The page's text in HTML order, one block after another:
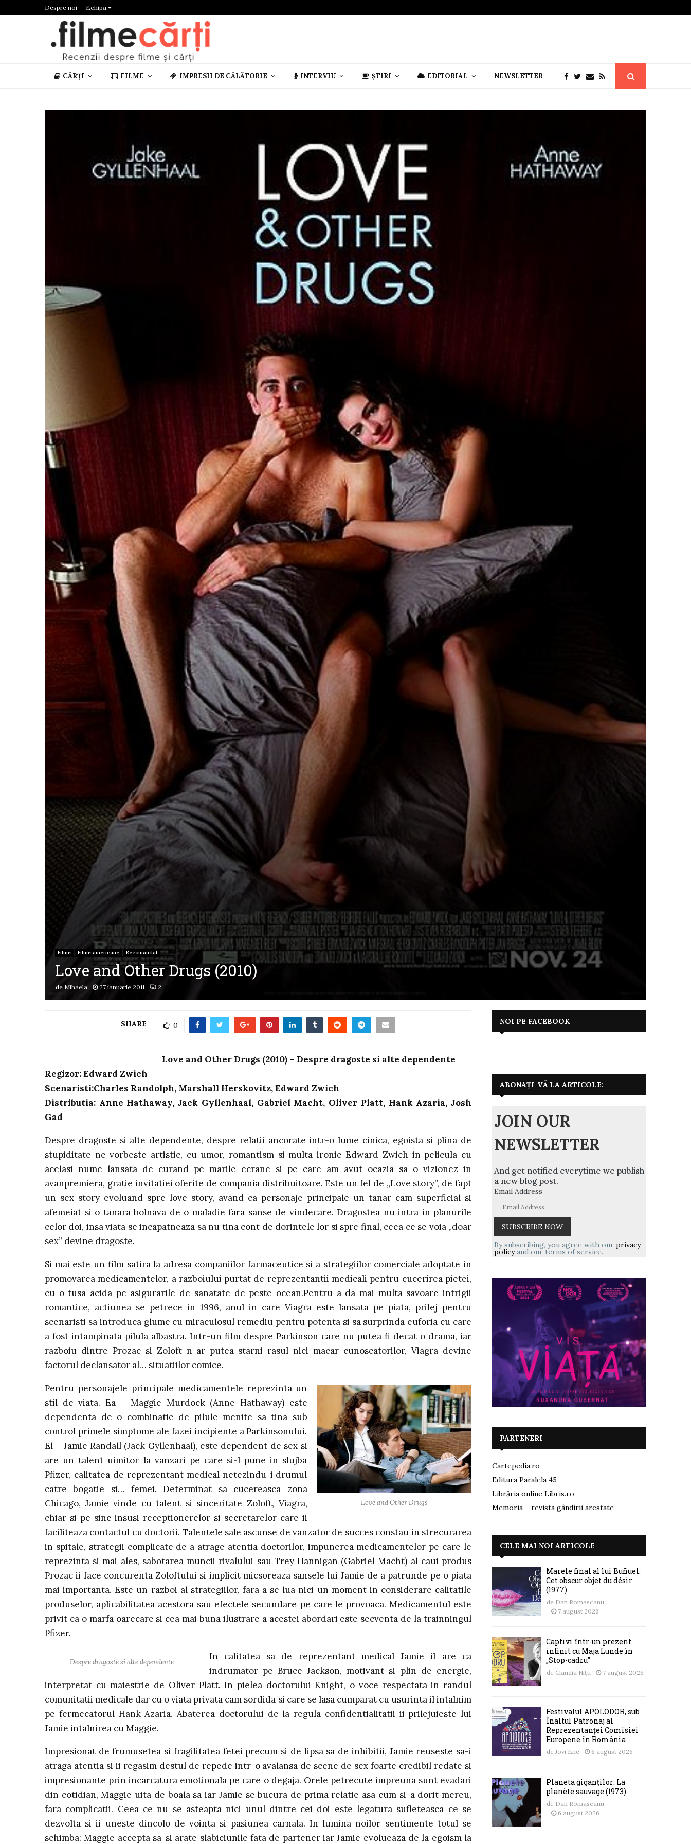
Despre noi Echipa
CĂRȚI FILME IMPRESII DE CĂLĂTORIE INTERVIU ȘTIRI EDITORIAL NEWSLETTER
Filme Filme americane Recomandat
Love and Other Drugs (2010)
de Mihaela 27 ianuarie 2011 2
SHARE 0
Love and Other Drugs (2010) – Despre dragoste si alte dependente
Regizor: Edward Zwich
Scenaristi:Charles Randolph, Marshall Herskovitz, Edward Zwich
Distributia: Anne Hathaway, Jack Gyllenhaal, Gabriel Macht, Oliver Platt, Hank Azaria, Josh
Gad
Despre dragoste si alte dependente, despre relatii ancorate intr-o lume cinica, egoista si plina de
stupiditate ne vorbeste artistic, cu umor, romantism si multa ironie Edward Zwich in pelicula cu
acelasi nume lansata de curand pe marile ecrane si pe care am avut ocazia sa o vizionez in
avanpremiera, gratie invitatiei oferite de compania distribuitoare. Este un fel de „Love story”, de fapt
un sex story evoluand spre love story, avand ca personaje principale un tanar cam superficial si
afemeiat si o tanara bolnava de o maladie fara sanse de vindecare. Dragostea nu intra in planurile
celor doi, insa viata se incapatneaza sa nu tina cont de dorintele lor si spre final, ceea ce se voia „doar
sex” devine dragoste.
Si mai este un film satira la adresa companiilor farmaceutice si a strategiilor comerciale adoptate in
promovarea medicamentelor, a razboiului purtat de reprezentantii medicali pentru cucerirea pietei,
cu o tusa acida pe asigurarile de sanatate de peste ocean.Pentru a da mai multa savoare intrigii
romantice, actiunea se petrece in 1996, anul in care Viagra este lansata pe piata, prilej pentru
scenaristi sa introduca glume cu miraculosul remediu pentru potenta si sa surprinda euforia cu care
a fost intampinata pilula albastra. Intr-un film despre Parkinson care nu putea fi decat o drama, iar
razboiu dintre Prozac si Zoloft n-ar putea starni rasul nici macar cunoscatorilor, Viagra devine
factorul declansator al… situatiilor comice.
Love and Other Drugs
Pentru personajele principale medicamentele reprezinta un
stil de viata. Ea – Maggie Murdock (Anne Hathaway) este
dependenta de o combinatie de pilule menite sa tina sub
control primele simptome ale fazei incipiente a Parkinsonului.
El – Jamie Randall (Jack Gyllenhaal), este dependent de sex si
are un talent uimitor la vanzari pe care si-l pune in slujba
Pfizer, calitatea de reprezentant medical netezindu-i drumul
catre bogatie si… femei. Determinat sa cucereasca zona
Chicago, Jamie vinde cu talent si sinceritate Zoloft, Viagra,
chiar si pe sine insusi receptionerelor si secretarelor care ii
faciliteaza contactul cu doctorii. Talentele sale ascunse de vanzator de succes constau in strecurarea
in spitale, strategii complicate de a atrage atentia doctorilor, impunerea medicamentelor pe care le
reprezinta si mai ales, sabotarea muncii rivalului sau Trey Hannigan (Gabriel Macht) al caui produs
Prozac ii face concurenta Zoloftului si implicit micsoreaza sansele lui Jamie de a patrunde pe o piata
mai importanta. Este un razboi al strategiilor, fara a se lua nici un moment in considerare calitatile
produselor, aplicabilitatea acestora sau efectele secundare pe care le provoaca. Medicamentul este
privit ca o marfa oarecare si cea mai buna ilustrare a acestei abordari este secventa de la trainningul
Pfizer.
Despre dragoste si alte dependente
In calitatea sa de reprezentant medical Jamie il are ca
indrumator pe Bruce Jackson, motivant si plin de energie,
interpretat cu maiestrie de Oliver Platt. In pielea doctorului Knight, o voce respectata in randul
comunitatii medicale dar cu o viata privata cam sordida si care se lasa cumparat cu usurinta il intalnim
pe fermecatorul Hank Azaria. Abaterea doctorului de la regula confidentialitatii ii prilejuieste lui
Jamie intalnirea cu Maggie.
Impresionat de frumusetea si fragilitatea fetei precum si de lipsa sa de inhibitii, Jamie reuseste sa-i
atraga atentia si ii regasim destul de repede intr-o avalansa de scene de sex foarte credibil redate si
impresionante prin incarcatura emotionala pe care o degaja. Orele petrecute impreuna sunt evadari
din cotidian, Maggie uita de boala sa iar Jamie se bucura de prima relatie asa cum si-a dorit mereu,
fara complicatii. Ceea ce nu se asteapta nici unul dintre cei doi este legatura sufleteasca ce se
dezvolta si ii uneste dincolo de vointa si pasiunea carnala. In lumina noilor sentimente totul se
schimba: Maggie accepta sa-si arate slabiciunile fata de partener iar Jamie evolueaza de la egoism la
NOI PE FACEBOOK
ABONAȚI-VĂ LA ARTICOLE:
JOIN OUR
NEWSLETTER
And get notified everytime we publish
a new blog post.
Email Address
By subscribing, you agree with our privacy
policyand our terms of service.
PARTENERI
Cartepedia.ro
Editura Paralela 45
Librăria online Libris.ro
Memoria – revista gândirii arestate
CELE MAI NOI ARTICOLE
Marele final al lui Buñuel:
Cet obscur objet du désir
(1977)
de Dan Romascanu
7 august 2026
Captivi într-un prezent
infinit cu Maja Lunde în
„Stop-cadru”
de Claudia Nițu 7 august 2026
Festivalul APOLODOR, sub
Înaltul Patronaj al
Reprezentanței Comisiei
Europene în România
de Jovi Ene 6 august 2026
Planeta giganților: La
planète sauvage (1973)
de Dan Romascanu
6 august 2026